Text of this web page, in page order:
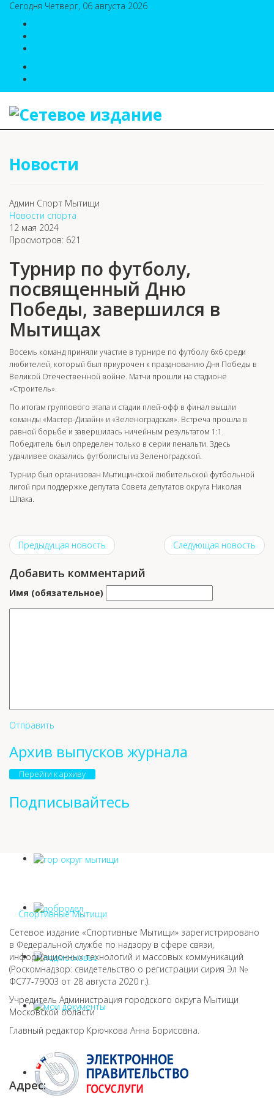
Сегодня Четверг, 06 августа 2026
Новости
Админ Спорт Мытищи
Новости спорта
12 мая 2024
Просмотров: 621
Турнир по футболу,
посвященный Дню
Победы, завершился в
Мытищах
Восемь команд приняли участие в турнире по футболу 6х6 среди
любителей, который был приурочен к празднованию Дня Победы в
Великой Отечественной войне. Матчи прошли на стадионе
«Строитель».
По итогам группового этапа и стадии плей-офф в финал вышли
команды «Мастер-Дизайн» и «Зеленоградская». Встреча прошла в
равной борьбе и завершилась ничейным результатом 1:1.
Победитель был определен только в серии пенальти. Здесь
удачливее оказались футболисты из Зеленоградской.
Турнир был организован Мытищинской любительской футбольной
лигой при поддержке депутата Совета депутатов округа Николая
Шпака.
Предыдущая новость Следующая новость
Добавить комментарий
Имя (обязательное)
Отправить
Архив выпусков журнала
Перейти к архиву
Подписывайтесь
Спортивные Мытищи
Сетевое издание «Спортивные Мытищи» зарегистрировано
в Федеральной службе по надзору в сфере связи,
информационных технологий и массовых коммуникаций
(Роскомнадзор: свидетельство о регистрации сирия Эл №
ФС77-79003 от 28 августа 2020 г.).
Учредитель Администрация городского округа Мытищи
Московской области
Главный редактор Крючкова Анна Борисовна.
Адрес: